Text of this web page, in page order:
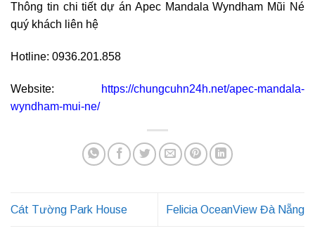
Thông tin chi tiết dự án Apec Mandala Wyndham Mũi Né
quý khách liên hệ
Hotline: 0936.201.858
Website:
https://chungcuhn24h.net/apec-mandala-
wyndham-mui-ne/
Cát Tường Park House Felicia OceanView Đà Nẵng